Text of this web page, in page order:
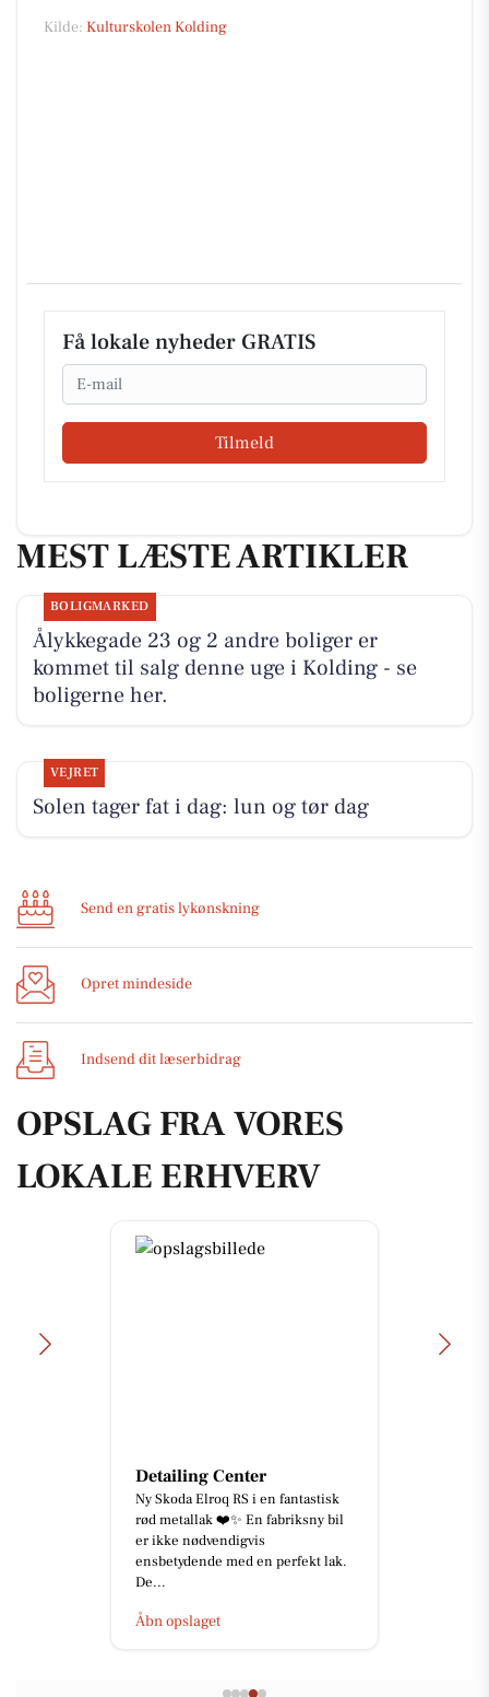
Kilde: Kulturskolen Kolding
Få lokale nyheder GRATIS
Email
Tilmeld
MEST LÆSTE ARTIKLER
BOLIGMARKED
Ålykkegade 23 og 2 andre boliger er
kommet til salg denne uge i Kolding - se
boligerne her.
VEJRET
Solen tager fat i dag: lun og tør dag
Send en gratis lykønskning
Opret mindeside
Indsend dit læserbidrag
OPSLAG FRA VORES
LOKALE ERHVERV
Detailing Center
Ny Skoda Elroq RS i en fantastisk
rød metallak ❤️✨ En fabriksny bil
er ikke nødvendigvis
ensbetydende med en perfekt lak.
De...
Åbn opslaget